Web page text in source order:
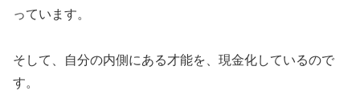
っています。
そして、自分の内側にある才能を、現金化しているので
す。